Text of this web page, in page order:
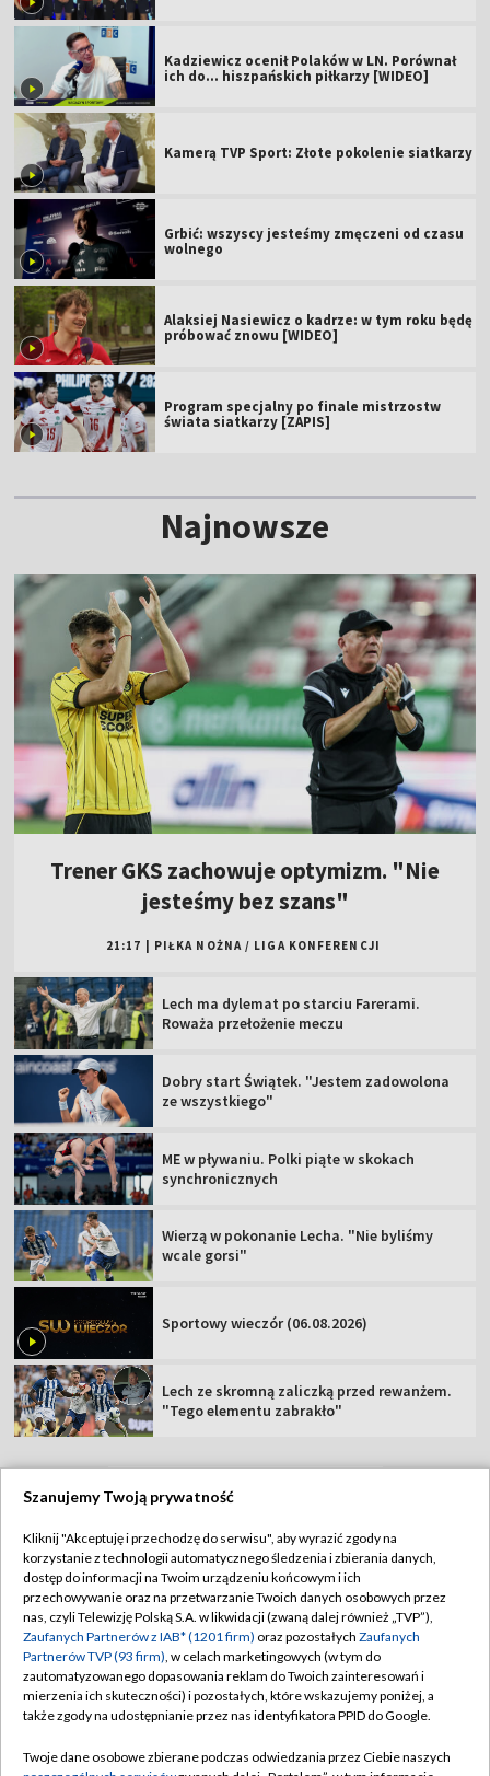
Kadziewicz ocenił Polaków w LN. Porównał
ich do... hiszpańskich piłkarzy [WIDEO]
Kamerą TVP Sport: Złote pokolenie siatkarzy
Grbić: wszyscy jesteśmy zmęczeni od czasu
wolnego
Alaksiej Nasiewicz o kadrze: w tym roku będę
próbować znowu [WIDEO]
Program specjalny po finale mistrzostw
świata siatkarzy [ZAPIS]
Najnowsze
Trener GKS zachowuje optymizm. "Nie
jesteśmy bez szans"
21:17 PIŁKA NOŻNA / LIGA KONFERENCJI
Lech ma dylemat po starciu Farerami.
Roważa przełożenie meczu
Dobry start Świątek. "Jestem zadowolona
ze wszystkiego"
ME w pływaniu. Polki piąte w skokach
synchronicznych
Wierzą w pokonanie Lecha. "Nie byliśmy
wcale gorsi"
Sportowy wieczór (06.08.2026)
Lech ze skromną zaliczką przed rewanżem.
"Tego elementu zabrakło"
Abonament TVP
Sklep TVP
Biuro Reklamy
Oferta Handlowa
Telegazeta ogłoszenia
Regulamin TVP
Polityka prywatności
Moje zgody
Biuro reklamy
Kontakt
Kanały
Szanujemy Twoją prywatność
Kliknij "Akceptuję i przechodzę do serwisu", aby wyrazić zgody na
korzystanie z technologii automatycznego śledzenia i zbierania danych,
dostęp do informacji na Twoim urządzeniu końcowym i ich
przechowywanie oraz na przetwarzanie Twoich danych osobowych przez
nas, czyli Telewizję Polską S.A. w likwidacji (zwaną dalej również „TVP”),
Zaufanych Partnerów z IAB* (1201 firm) oraz pozostałych Zaufanych
Partnerów TVP (93 firm), w celach marketingowych (w tym do
zautomatyzowanego dopasowania reklam do Twoich zainteresowań i
mierzenia ich skuteczności) i pozostałych, które wskazujemy poniżej, a
także zgody na udostępnianie przez nas identyfikatora PPID do Google.
Twoje dane osobowe zbierane podczas odwiedzania przez Ciebie naszych